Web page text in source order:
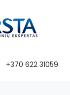
+370 622 31059